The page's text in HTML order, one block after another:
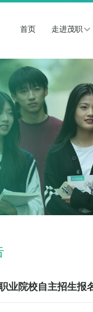
首页 走进茂职
业院校自主招生报